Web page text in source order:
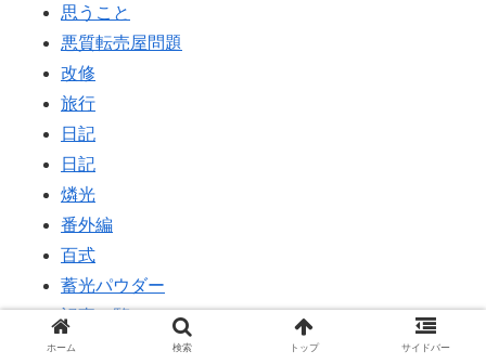
思うこと
悪質転売屋問題
改修
旅行
日記
日記
燐光
番外編
百式
蓄光パウダー
記事一覧
道具、ツール
ホーム 検索 トップ サイドバー